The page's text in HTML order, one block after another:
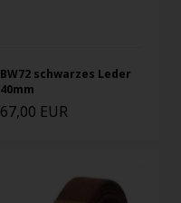
BW72 schwarzes Leder
40mm
67,00 EUR